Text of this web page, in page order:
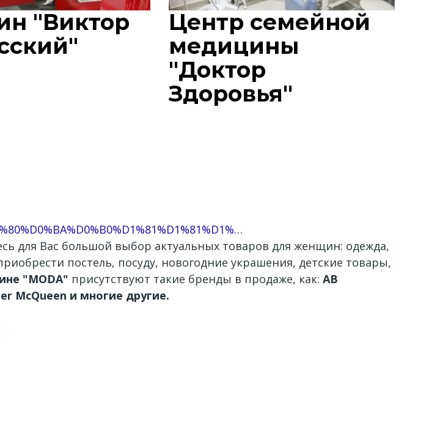
"Виктор
Центр семейной
медицины
"Доктор
Здоровья"
для Вас большой выбор актуальных товаров для женщин: одежда,
постель, посуду, новогодние украшения, детские товары,
"MODA" присутствуют такие бренды в продаже, как: AB
McQueen и многие другие.